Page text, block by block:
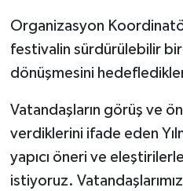
Organizasyon
festivalin sürdürülebilir
dönüşmesini
Vatandaşların görüş ve
verdiklerini ifade eden
yapıcı öneri ve
istiyoruz.